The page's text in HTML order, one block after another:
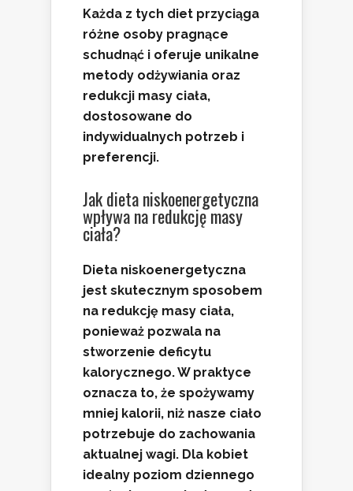
Każda z tych diet przyciąga
różne osoby pragnące
schudnąć i oferuje unikalne
metody odżywiania oraz
redukcji masy ciała,
dostosowane do
indywidualnych potrzeb i
preferencji.
Jak dieta niskoenergetyczna
wpływa na redukcję masy
ciała?
Dieta niskoenergetyczna
jest skutecznym sposobem
na redukcję masy ciała,
ponieważ pozwala na
stworzenie deficytu
kalorycznego. W praktyce
oznacza to, że spożywamy
mniej kalorii, niż nasze ciało
potrzebuje do zachowania
aktualnej wagi. Dla kobiet
idealny poziom dziennego